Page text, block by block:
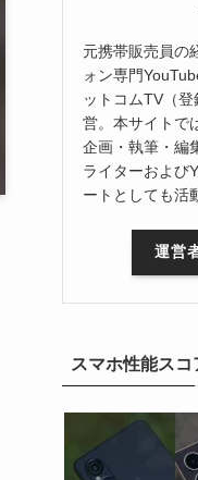
元携帯販売員の
ォン専門
ットコムTV（
営。本サイトで
企画・執筆・編
ライターおよび
ートとしても活
運営
スマホ性能スコ